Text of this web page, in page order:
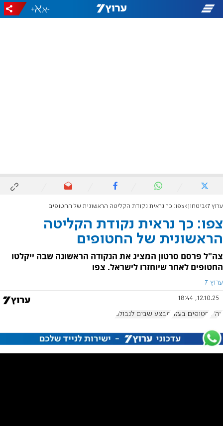
-
+
ערוץ 7 ביטחון צפו: כך נראית נקודת הקליטה הראשונית של החטופים
צפו: כך נראית נקודת הקליטה
הראשונית של החטופים
צה"ל פרסם סרטון המציג את הנקודה הראשונה שבה ייקלטו
החטופים לאחר שיוחזרו לישראל. צפו
ערוץ 7
12.10.25, 18:44
צה"ל חטופים בעזה מבצע שבים לגבולם